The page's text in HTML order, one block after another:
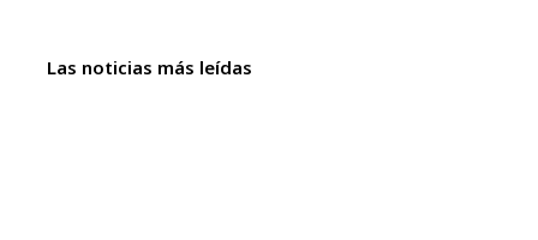
Las noticias más leídas